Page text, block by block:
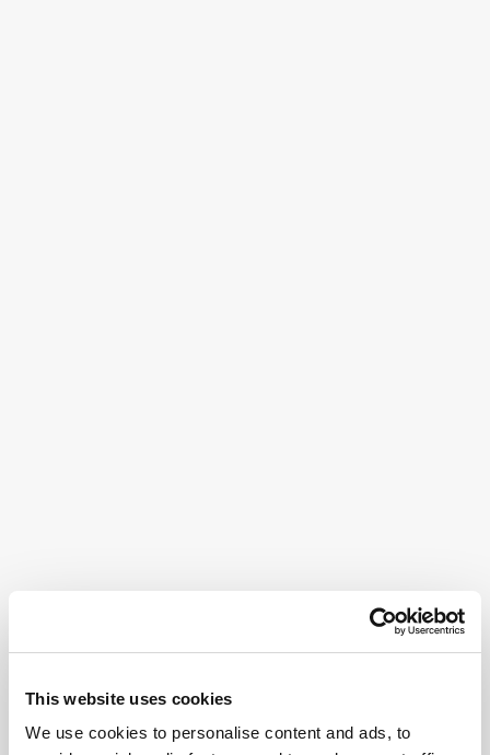
This website uses cookies
We use cookies to personalise content and ads, to